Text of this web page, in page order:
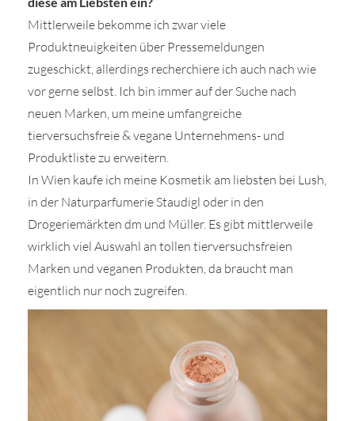
Mittlerweile bekomme ich zwar viele
Produktneuigkeiten über Pressemeldungen
zugeschickt, allerdings recherchiere ich auch nach wie
vor gerne selbst. Ich bin immer auf der Suche nach
neuen Marken, um meine umfangreiche
tierversuchsfreie & vegane Unternehmens- und
Produktliste zu erweitern.
In Wien kaufe ich meine Kosmetik am liebsten bei Lush,
in der Naturparfumerie Staudigl oder in den
Drogeriemärkten dm und Müller. Es gibt mittlerweile
wirklich viel Auswahl an tollen tierversuchsfreien
Marken und veganen Produkten, da braucht man
eigentlich nur noch zugreifen.